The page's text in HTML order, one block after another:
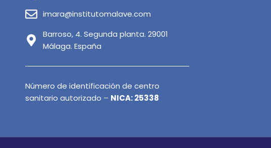
imara@institutomalave.com
Barroso, 4. Segunda planta. 29001
Málaga. España
Número de identificación de centro
sanitario autorizado – NICA: 25338